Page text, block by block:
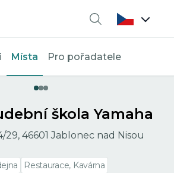
Vyhledávání
Místa Pro pořadatele
škola Yamaha
29, 46601 Jablonec nad Nisou
Restaurace, Kavárna